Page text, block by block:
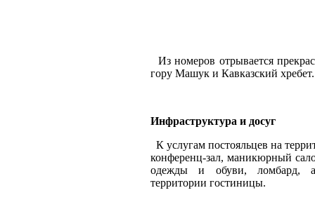
Из номеров отрывается
гору Машук и Кавказский хребет.
Инфраструктура и досуг
К услугам постояльцев на
конференц-зал, маникюрный
одежды и обуви, ломбард,
территории гостиницы.